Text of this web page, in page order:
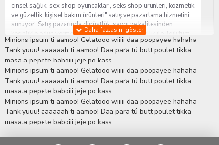
cinsel sağlık, sex shop oyuncakları, seks shop ürünleri, kozmetik
ve güzellik, kişisel bakım ürünleri" satış ve pazarlama hizmetini
sunuyor. Satış pazarında dürüstlük, saygı ve kalitesinden
kesinlikle ödün vermeden hizmet sağlık ve güzellik ile ilgili tüm
sorularınıza anında cevap verebilen Yetkin ve uzman kadrosu ile
ihtiyaçlarınızı en uygun fiyat ve taksit seçenekleriyle karşılıyor.
İstanbul beylikdüzü Erotik Shop sitemizde insan odaklı çalışma
stratejimiz ile müşterilerimizin yaşamlarında mutlu, sağlıklı ve
bakımlı olmaları için onlara sağlık ve güzellik danışmanlığı
sağlıyoruz.Sex ShopAlışveriş sitemiz Erotik Shop sektöründeki
gelişmeleri ve yenilikleri çok yakından takip etmesi, yaklaşık
5000'e yakın geniş ürün yelpazesi ile Türkiye'de bu sektörde
kendi alanımızda en geniş ürün gurubuna sahip ender
mağazalardan biri olması, müşteri memnuniyetini her zaman ön
planda tutan yaklaşımcı ve yenilikçi servislerin geliştirilmesi
Minions ipsum ti aamoo! Gelatooo wiiiii daa poopayee hahaha.
Tank yuuu! aaaaaah ti aamoo! Daa para tú butt poulet tikka
masala pepete baboiii jeje po kass.
Minions ipsum ti aamoo! Gelatooo wiiiii daa poopayee hahaha.
Tank yuuu! aaaaaah ti aamoo! Daa para tú butt poulet tikka
masala pepete baboiii jeje po kass.
Minions ipsum ti aamoo! Gelatooo wiiiii daa poopayee hahaha.
Tank yuuu! aaaaaah ti aamoo! Daa para tú butt poulet tikka
masala pepete baboiii jeje po kass.